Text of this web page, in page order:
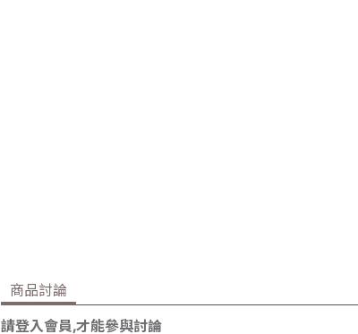
商品討論
請登入會員,才能參與討論